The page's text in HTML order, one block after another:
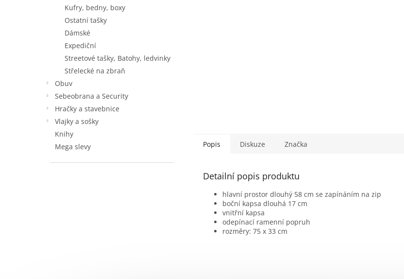
Kufry, bedny, boxy
Ostatní tašky
Dámské
Expediční
Streetové tašky, Batohy, ledvinky
Střelecké na zbraň
Obuv
Sebeobrana a Security
Hračky a stavebnice
Vlajky a sošky
Knihy
Mega slevy
Popis Diskuze Značka
Detailní popis produktu
hlavní prostor dlouhý 58 cm se zapínáním na zip
boční kapsa dlouhá 17 cm
vnitřní kapsa
odepínací ramenní popruh
rozměry: 75 x 33 cm